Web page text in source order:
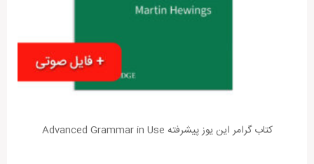
کتاب گرامر این یوز پیشرفته Advanced Grammar in Use